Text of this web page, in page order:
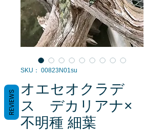
SKU： 00823N01su
オエセオクラデ
ス デカリアナ×
不明種 細葉
REVIEWS